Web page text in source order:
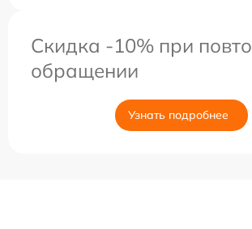
Скидка -10% при
обращении
Узнать подробнее